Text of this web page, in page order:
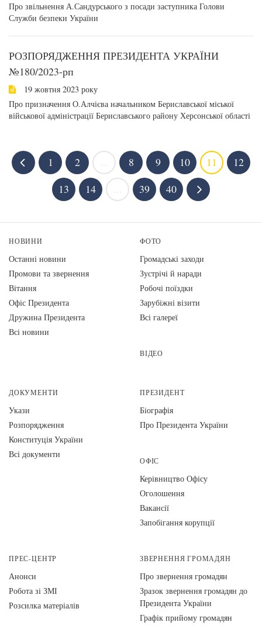
Про звільнення А.Сандурського з посади заступника Голови
Служби безпеки України
РОЗПОРЯДЖЕННЯ ПРЕЗИДЕНТА УКРАЇНИ
№180/2023-рп
19 жовтня 2023 року
Про призначення О.Алчієва начальником Бериславської міської
військової адміністрації Бериславського району Херсонської області
1 2 8 9 10 11
12
13
14 39 40
НОВИНИ
Останні новини
Промови та звернення
Вiтання
Офіс Президента
Дружина Президента
Всі новини
ФОТО
Громадські заходи
Зустрічі й наради
Робочі поїздки
Зарубіжні візити
Всі галереї
ВІДЕО
ДОКУМЕНТИ
Укази
Розпорядження
Конституція України
Всі документи
ПРЕЗИДЕНТ
Біографія
Про Президента України
ОФІС
Керівництво Офісу
Оголошення
Вакансії
Запобігання корупції
ПРЕС-ЦЕНТР
Анонси
Робота зі ЗМІ
Розсилка матеріалів
ЗВЕРНЕННЯ ГРОМАДЯН
Про звернення громадян
Зразок звернення громадян до
Президента України
Графік прийому громадян